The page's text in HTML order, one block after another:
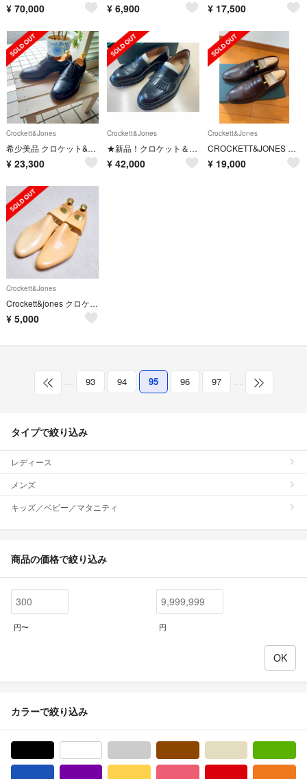
¥ 70,000 ¥ 6,900 ¥ 17,500
Crockett&Jones
希少美品 クロケット&ジョーンズ 7 ストレートチップ
¥ 23,300
Crockett&Jones
★新品！クロケット＆ジョーンズ,ローファー,10万円,チャーチ,チーニー
¥ 42,000
Crockett&Jones
CROCKETT&JONES バーニーズNY別注 コインローファー
¥ 19,000
Crockett&Jones
Crockett&jones クロケット&ジョーンズ シューツリー
¥ 5,000
… 93 94 95 96 97 …
タイプで絞り込み
レディース
メンズ
キッズ／ベビー／マタニティ
商品の価格で絞り込み
円〜 円
カラーで絞り込み